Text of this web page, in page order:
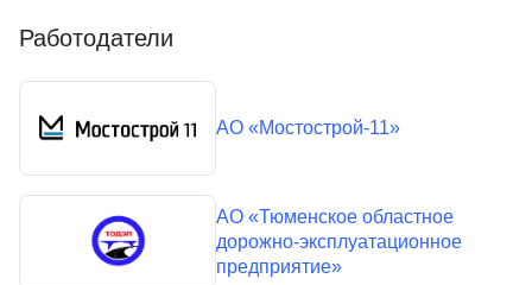
Работодатели
АО «Мостострой-11»
АО «Тюменское областное
дорожно-эксплуатационное
предприятие»